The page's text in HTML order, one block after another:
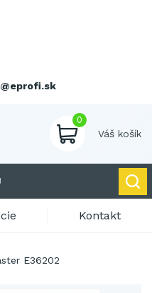
0
Váš košík
Kontakt
E36202